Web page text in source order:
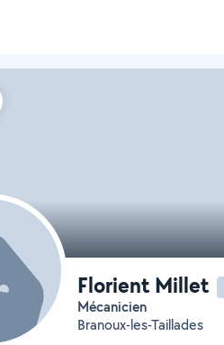
Florient Millet
Mécanicien
Branoux-les-Taillades